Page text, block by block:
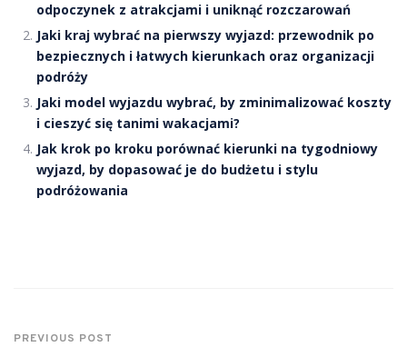
odpoczynek z atrakcjami i uniknąć rozczarowań
Jaki kraj wybrać na pierwszy wyjazd: przewodnik po
bezpiecznych i łatwych kierunkach oraz organizacji
podróży
Jaki model wyjazdu wybrać, by zminimalizować koszty
i cieszyć się tanimi wakacjami?
Jak krok po kroku porównać kierunki na tygodniowy
wyjazd, by dopasować je do budżetu i stylu
podróżowania
PREVIOUS POST